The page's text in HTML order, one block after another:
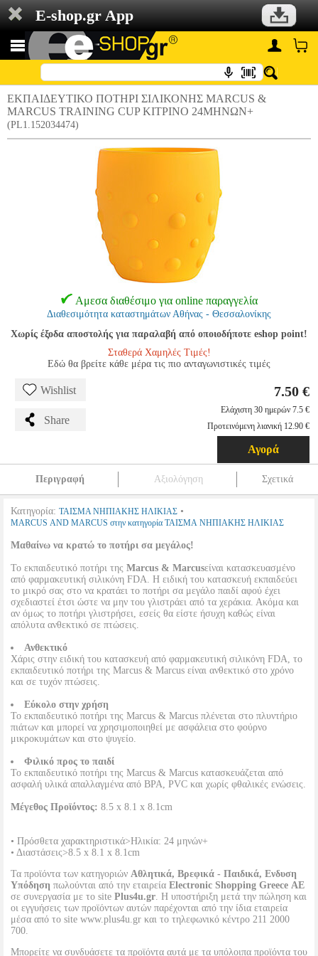
E-shop.gr App
ΕΚΠΑΙΔΕΥΤΙΚΟ ΠΟΤΗΡΙ ΣΙΛΙΚΟΝΗΣ MARCUS &
MARCUS TRAINING CUP ΚΙΤΡΙΝΟ 24ΜΗΝΩΝ+
(PL1.152034474)
Αμεσα διαθέσιμο για online παραγγελία
Διαθεσιμότητα καταστημάτων Αθήνας - Θεσσαλονίκης
Χωρίς έξοδα αποστολής για παραλαβή από οποιοδήποτε eshop point!
Σταθερά Χαμηλές Τιμές!
Εδώ θα βρείτε κάθε μέρα τις πιο ανταγωνιστικές τιμές
Wishlist
Share
7.50 €
Ελάχιστη 30 ημερών 7.5 €
Προτεινόμενη λιανική 12.90 €
Αγορά
Περιγραφή Αξιολόγηση Σχετικά
Κατηγορία: ΤΑΙΣΜΑ ΝΗΠΙΑΚΗΣ ΗΛΙΚΙΑΣ •
MARCUS AND MARCUS στην κατηγορία ΤΑΙΣΜΑ ΝΗΠΙΑΚΗΣ ΗΛΙΚΙΑΣ
Μαθαίνω να κρατώ το ποτήρι σα μεγάλος!
Το εκπαιδευτικό ποτήρι της Marcus & Marcusείναι κατασκευασμένο
από φαρμακευτική σιλικόνη FDA. Η ειδική του κατασκευή εκπαιδεύει
το μικρό σας στο να κρατάει το ποτήρι σα μεγάλο παιδί αφού έχει
σχεδιαστεί έτσι ώστε να μην του γλιστράει από τα χεράκια. Ακόμα και
αν όμως το ποτήρι γλιστρήσει, εσείς θα είστε ήσυχη καθώς είναι
απόλυτα ανθεκτικό σε πτώσεις.
Ανθεκτικό
Χάρις στην ειδική του κατασκευή από φαρμακευτική σιλικόνη FDA, το
εκπαιδευτικό ποτήρι της Marcus & Marcus είναι ανθεκτικό στο χρόνο
και σε τυχόν πτώσεις.
Εύκολο στην χρήση
To εκπαιδευτικό ποτήρι της Marcus & Marcus πλένεται στο πλυντήριο
πιάτων και μπορεί να χρησιμοποιηθεί με ασφάλεια στο φούρνο
μικροκυμάτων και στο ψυγείο.
Φιλικό προς το παιδί
Το εκπαιδευτικό ποτήρι της Marcus & Marcus κατασκευάζεται από
ασφαλή υλικά απαλλαγμένα από ΒΡΑ, PVC και χωρίς φθαλικές ενώσεις.
Μέγεθος Προϊόντος: 8.5 x 8.1 x 8.1cm
• Πρόσθετα χαρακτηριστικά>Ηλικία: 24 μηνών+
• Διαστάσεις>8.5 x 8.1 x 8.1cm
Τα προϊόντα των κατηγοριών Αθλητικά, Βρεφικά - Παιδικά, Ενδυση
Υπόδηση πωλούνται από την εταιρεία Electronic Shopping Greece ΑΕ
σε συνεργασία με το site Plus4u.gr. Η υποστήριξη μετά την πώληση και
οι εγγυήσεις των προϊόντων αυτών παρέχονται από την ίδια εταιρεία
μέσα από το site www.plus4u.gr και το τηλεφωνικό κέντρο 211 2000
700.
Μπορείτε να συνδυάσετε τα προϊόντα αυτά με τα υπόλοιπα προϊόντα του